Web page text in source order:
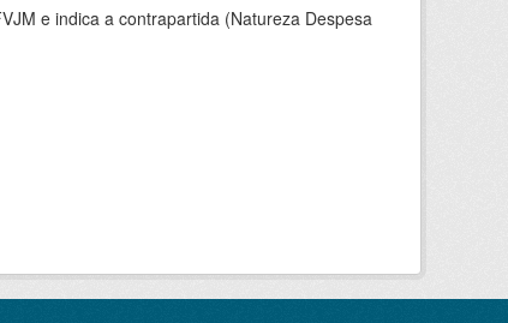
e indica a contrapartida (Natureza Despesa